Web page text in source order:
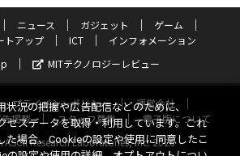
ニュース ガジェット
ゲーム
トアップ ICT
インフォメーション
MITテクノロジーレビュー
プライバシーポリシー
運営会社
掲載 スタッフ募集
電子版について
ASCII Research Laboratories, Inc. 2026
状況の把握や広告配信などのために、
セスデータを取得・利用しています。これ
た場合、Cookieの設定や使用に同意したこ